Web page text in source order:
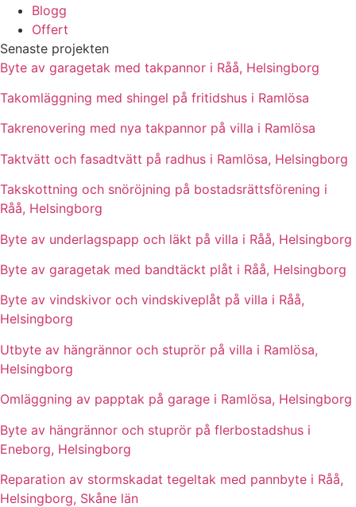
Blogg
Offert
Senaste projekten
Byte av garagetak med takpannor i Råå, Helsingborg
Takomläggning med shingel på fritidshus i Ramlösa
Takrenovering med nya takpannor på villa i Ramlösa
Taktvätt och fasadtvätt på radhus i Ramlösa, Helsingborg
Takskottning och snöröjning på bostadsrättsförening i
Råå, Helsingborg
Byte av underlagspapp och läkt på villa i Råå, Helsingborg
Byte av garagetak med bandtäckt plåt i Råå, Helsingborg
Byte av vindskivor och vindskiveplåt på villa i Råå,
Helsingborg
Utbyte av hängrännor och stuprör på villa i Ramlösa,
Helsingborg
Omläggning av papptak på garage i Ramlösa, Helsingborg
Byte av hängrännor och stuprör på flerbostadshus i
Eneborg, Helsingborg
Reparation av stormskadat tegeltak med pannbyte i Råå,
Helsingborg, Skåne län